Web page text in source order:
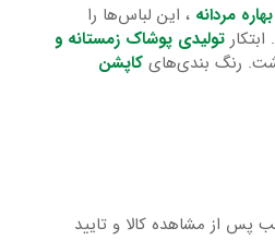
مردانه ، این لباس‌ها را
تولیدی پوشاک زمستانه و
رنگ بندی‌های کاپشن
پس از مشاهده کالا و تایید